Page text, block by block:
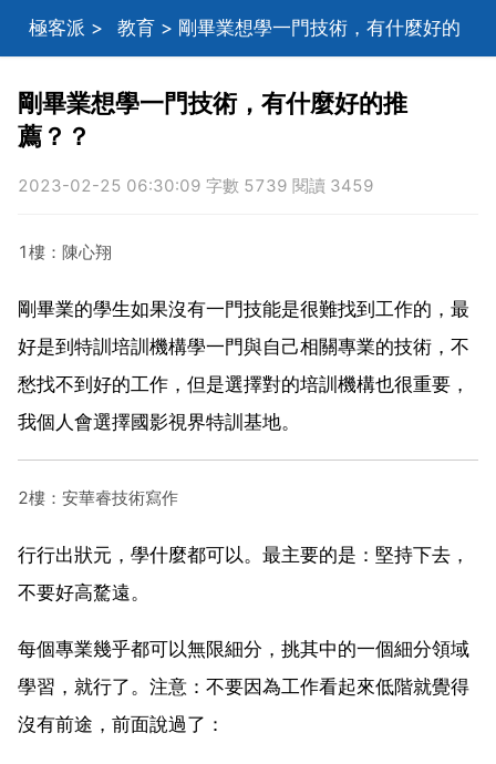
極客派 > 教育 > 剛畢業想學一門技術，有什麼好的
剛畢業想學一門技術，有什麼好的推
薦？？
2023-02-25 06:30:09 字數 5739 閱讀 3459
1樓：陳心翔
剛畢業的學生如果沒有一門技能是很難找到工作的，最
好是到特訓培訓機構學一門與自己相關專業的技術，不
愁找不到好的工作，但是選擇對的培訓機構也很重要，
我個人會選擇國影視界特訓基地。
2樓：安華睿技術寫作
行行出狀元，學什麼都可以。最主要的是：堅持下去，
不要好高騖遠。
每個專業幾乎都可以無限細分，挑其中的一個細分領域
學習，就行了。注意：不要因為工作看起來低階就覺得
沒有前途，前面說過了：